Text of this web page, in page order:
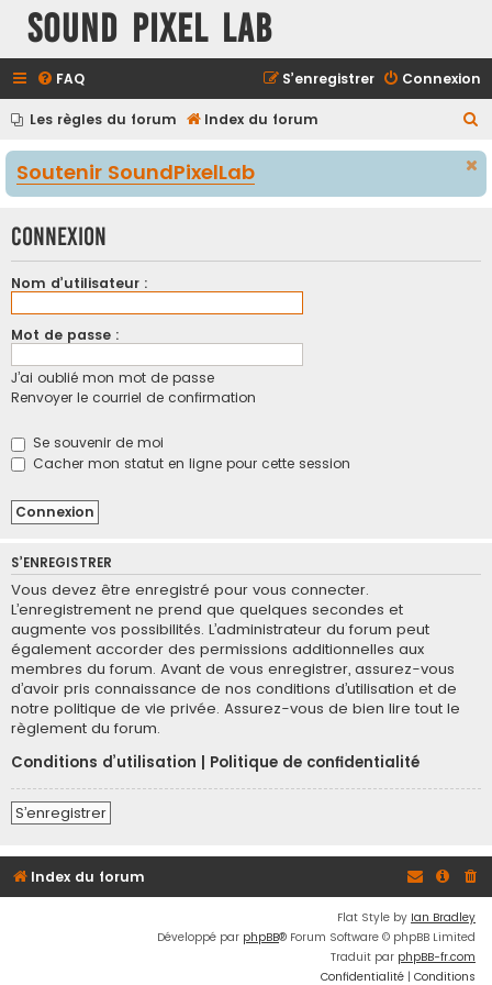
Sound Pixel Lab
FAQ Connexion
S’enregistrer
Les règles du forum Index du forum
e
r
Soutenir SoundPixelLab
Connexion
Nom d’utilisateur :
Mot de passe :
J’ai oublié mon mot de passe
Renvoyer le courriel de confirmation
Se souvenir de moi
Cacher mon statut en ligne pour cette session
S’ENREGISTRER
Vous devez être enregistré pour vous connecter.
L’enregistrement ne prend que quelques secondes et
augmente vos possibilités. L’administrateur du forum peut
également accorder des permissions additionnelles aux
membres du forum. Avant de vous enregistrer, assurez-vous
d’avoir pris connaissance de nos conditions d’utilisation et de
notre politique de vie privée. Assurez-vous de bien lire tout le
règlement du forum.
Conditions d’utilisation
Politique de confidentialité
S’enregistrer
Index du forum
Flat Style by Ian Bradley
Développé par phpBB® Forum Software © phpBB Limited
Traduit par phpBB-fr.com
Confidentialité | Conditions